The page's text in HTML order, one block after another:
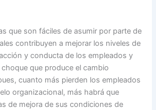
que son fáciles de asumir por parte de
contribuyen a mejorar los niveles de
y conducta de los empleados y
que produce el cambio
cuanto más pierden los empleados
organizacional, más habrá que
de mejora de sus condiciones de